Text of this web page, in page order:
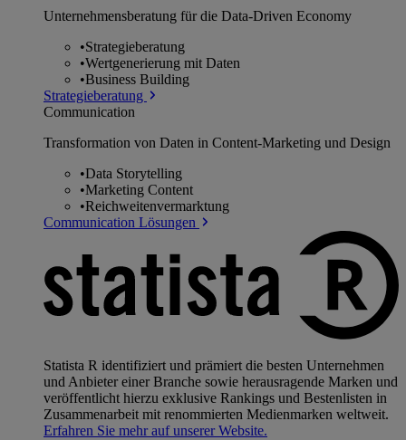
Unternehmens­beratung für die Data-Driven Economy
•Strategieberatung
•Wertgenerierung mit Daten
•Business Building
Strategieberatung
Communication
Transformation von Daten in Content-Marketing und Design
•Data Storytelling
•Marketing Content
•Reichweitenvermarktung
Communication Lösungen
Statista R identifiziert und prämiert die besten Unternehmen
und Anbieter einer Branche sowie herausragende Marken und
veröffentlicht hierzu exklusive Rankings und Bestenlisten in
Zusammenarbeit mit renommierten Medienmarken weltweit.
Erfahren Sie mehr auf unserer Website.